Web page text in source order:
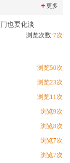
＋更多
也要化淡
浏览次数:7次
浏览50次
浏览23次
浏览11次
浏览9次
浏览8次
浏览7次
浏览7次